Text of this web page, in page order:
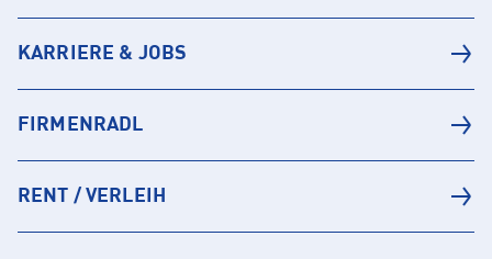
KARRIERE & JOBS
FIRMENRADL
RENT / VERLEIH